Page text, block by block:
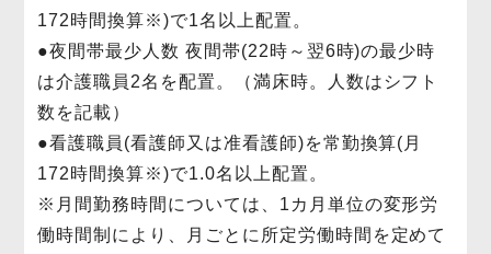
172時間換算※)で1名以上配置。
●夜間帯最少人数 夜間帯(22時～翌6時)の最少時
は介護職員2名を配置。（満床時。人数はシフト
数を記載）
●看護職員(看護師又は准看護師)を常勤換算(月
172時間換算※)で1.0名以上配置。
※月間勤務時間については、1カ月単位の変形労
働時間制により、月ごとに所定労働時間を定めて